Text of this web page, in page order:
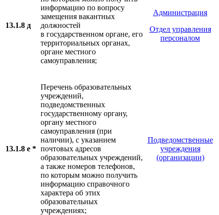
13.1.8 д
информацию по вопросу
замещения вакантных
должностей
в государственном органе, его
территориальных органах,
органе местного
самоуправления;
Администрация
Отдел управления
персоналом
13.1.8 е *
Перечень образовательных
учреждений,
подведомственных
государственному органу,
органу местного
самоуправления (при
наличии), с указанием
почтовых адресов
образовательных учреждений,
а также номеров телефонов,
по которым можно получить
информацию справочного
характера об этих
образовательных
учреждениях;
Подведомственные
учреждения
(организации)